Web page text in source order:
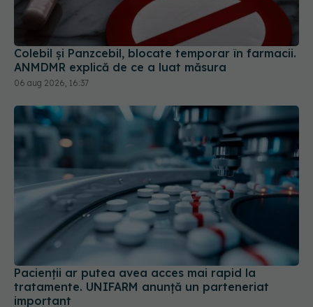
Colebil și Panzcebil, blocate temporar în farmacii.
ANMDMR explică de ce a luat măsura
06 aug 2026, 16:37
Pacienții ar putea avea acces mai rapid la
tratamente. UNIFARM anunță un parteneriat
important
04 aug 2026, 12:30